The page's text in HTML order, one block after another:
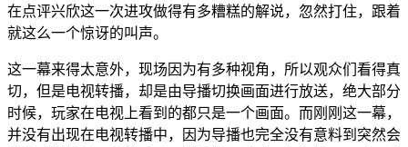
在点评兴欣这一次进攻做得有多糟糕的解说，忽然打住，跟着
就这么一个惊讶的叫声。
这一幕来得太意外，现场因为有多种视角，所以观众们看得真
切，但是电视转播，却是由导播切换画面进行放送，绝大部分
时候，玩家在电视上看到的都只是一个画面。而刚刚这一幕，
并没有出现在电视转播中，因为导播也完全没有意料到突然会